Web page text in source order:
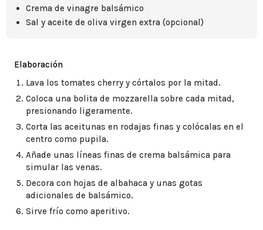
Crema de vinagre balsámico
Sal y aceite de oliva virgen extra (opcional)
Elaboración
Lava los tomates cherry y córtalos por la mitad.
Coloca una bolita de mozzarella sobre cada mitad,
presionando ligeramente.
Corta las aceitunas en rodajas finas y colócalas en el
centro como pupila.
Añade unas líneas finas de crema balsámica para
simular las venas.
Decora con hojas de albahaca y unas gotas
adicionales de balsámico.
Sirve frío como aperitivo.